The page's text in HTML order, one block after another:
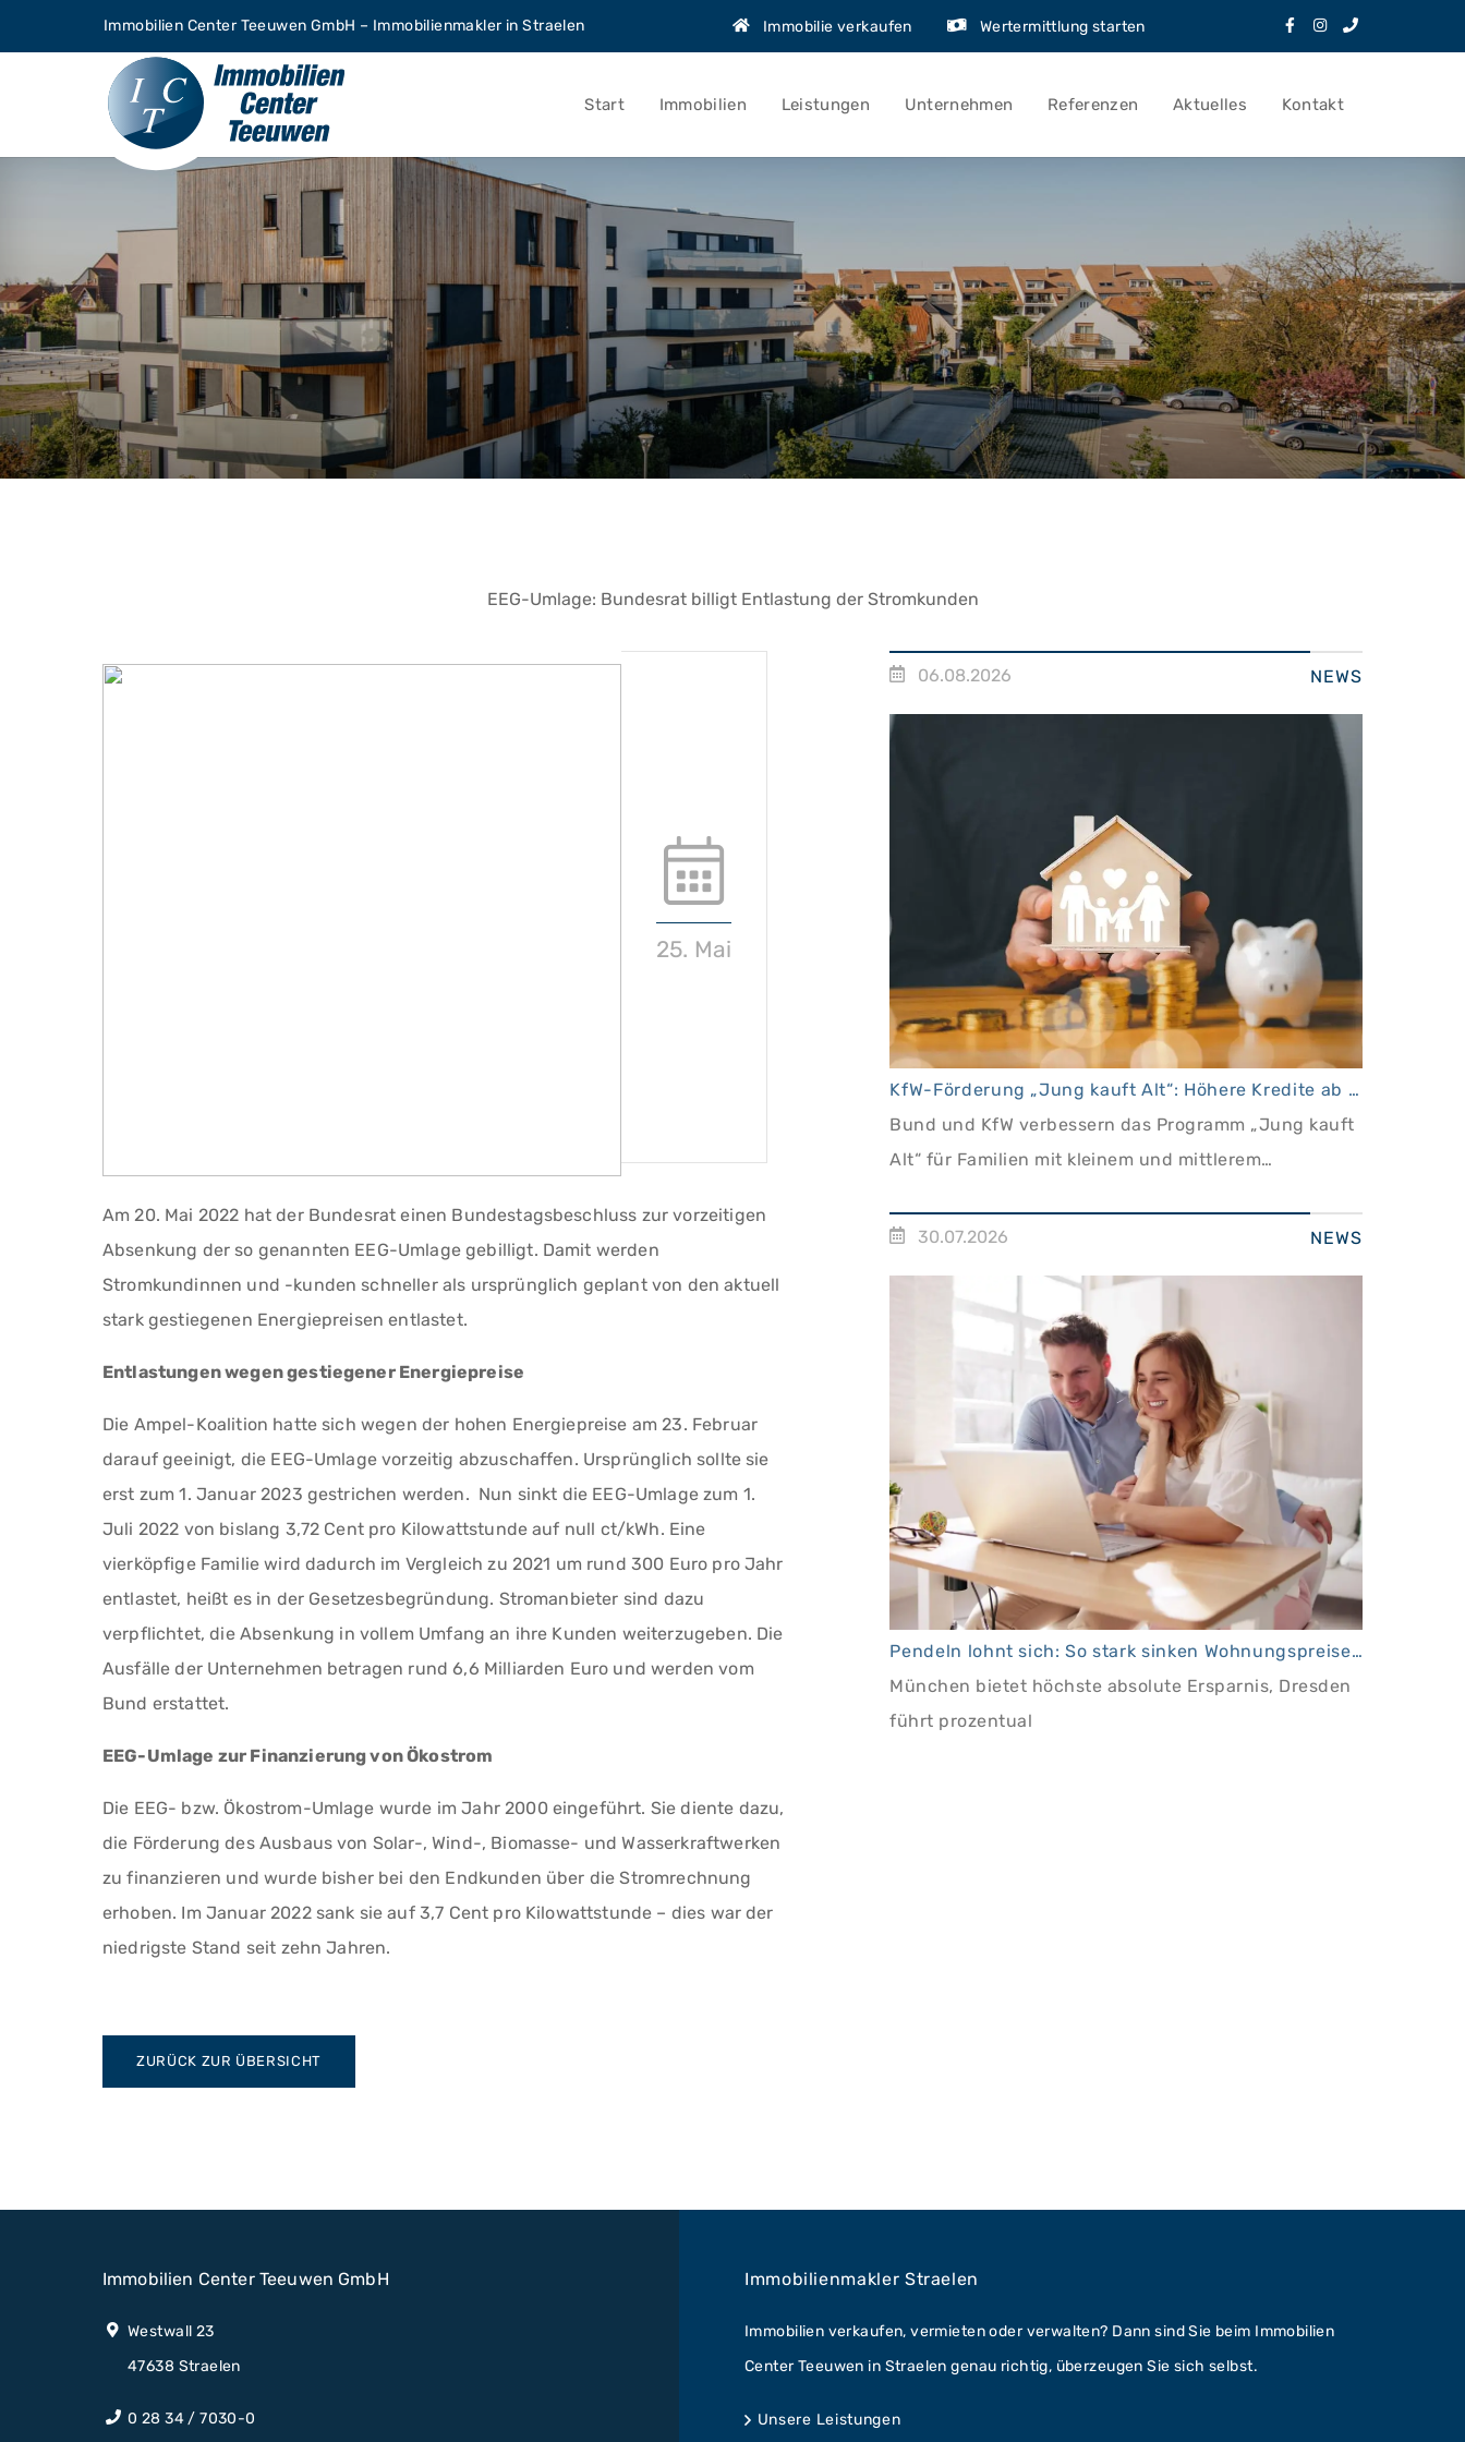
Inhalt
Immobilien Center Teeuwen GmbH – Immobilienmakler in Straelen Immobilie verkaufen Wertermittlung starten
Start Immobilien Leistungen Unternehmen Referenzen Aktuelles Kontakt
EEG-Umlage: Bundesrat billigt Entlastung der Stromkunden
25. Mai
Am 20. Mai 2022 hat der Bundesrat einen Bundestagsbeschluss zur vorzeitigen
Absenkung der so genannten EEG-Umlage gebilligt. Damit werden
Stromkundinnen und -kunden schneller als ursprünglich geplant von den aktuell
stark gestiegenen Energiepreisen entlastet.
Entlastungen wegen gestiegener Energiepreise
Die Ampel-Koalition hatte sich wegen der hohen Energiepreise am 23. Februar
darauf geeinigt, die EEG-Umlage vorzeitig abzuschaffen. Ursprünglich sollte sie
erst zum 1. Januar 2023 gestrichen werden. Nun sinkt die EEG-Umlage zum 1.
Juli 2022 von bislang 3,72 Cent pro Kilowattstunde auf null ct/kWh. Eine
vierköpfige Familie wird dadurch im Vergleich zu 2021 um rund 300 Euro pro Jahr
entlastet, heißt es in der Gesetzesbegründung. Stromanbieter sind dazu
verpflichtet, die Absenkung in vollem Umfang an ihre Kunden weiterzugeben. Die
Ausfälle der Unternehmen betragen rund 6,6 Milliarden Euro und werden vom
Bund erstattet.
EEG-Umlage zur Finanzierung von Ökostrom
Die EEG- bzw. Ökostrom-Umlage wurde im Jahr 2000 eingeführt. Sie diente dazu,
die Förderung des Ausbaus von Solar-, Wind-, Biomasse- und Wasserkraftwerken
zu finanzieren und wurde bisher bei den Endkunden über die Stromrechnung
erhoben. Im Januar 2022 sank sie auf 3,7 Cent pro Kilowattstunde – dies war der
niedrigste Stand seit zehn Jahren.
ZURÜCK ZUR ÜBERSICHT
06.08.2026 NEWS
KfW-Förderung „Jung kauft Alt“: Höhere Kredite ab August 2026
Bund und KfW verbessern das Programm „Jung kauft
Alt“ für Familien mit kleinem und mittlerem
30.07.2026 NEWS
Pendeln lohnt sich: So stark sinken Wohnungspreise im Umland
München bietet höchste absolute Ersparnis, Dresden
führt prozentual
Immobilien Center Teeuwen GmbH
Westwall 23
47638 Straelen
0 28 34 / 7030-0
Immobilienmakler Straelen
Immobilien verkaufen, vermieten oder verwalten? Dann sind Sie beim Immobilien
Center Teeuwen in Straelen genau richtig, überzeugen Sie sich selbst.
Unsere Leistungen